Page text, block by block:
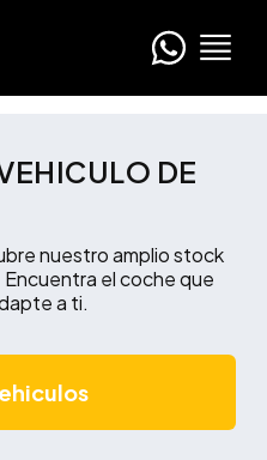
DE
nuestro amplio stock
el coche que
a ti.